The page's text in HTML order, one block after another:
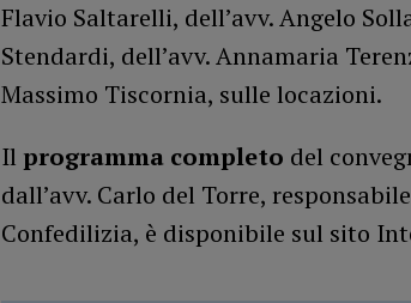
Flavio Saltarelli, dell’avv. Angelo
Stendardi, dell’avv. Annamaria
Massimo Tiscornia, sulle locazioni.
Il programma completo del
dall’avv. Carlo del Torre,
Confedilizia, è disponibile sul sito